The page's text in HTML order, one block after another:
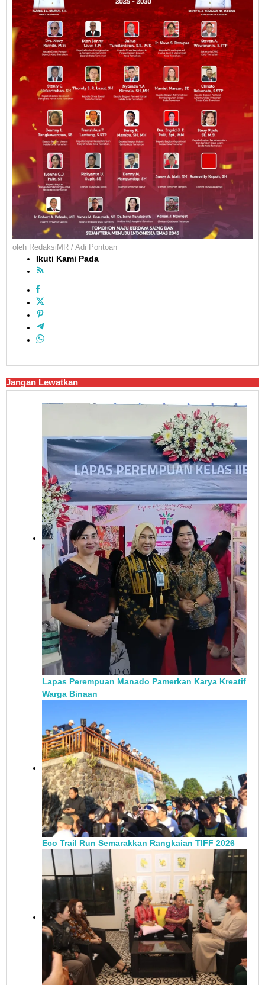
oleh RedaksiMR / Adi Pontoan
Ikuti Kami Pada
Jangan Lewatkan
Lapas Perempuan Manado Pamerkan Karya Kreatif
Warga Binaan
Eco Trail Run Semarakkan Rangkaian TIFF 2026